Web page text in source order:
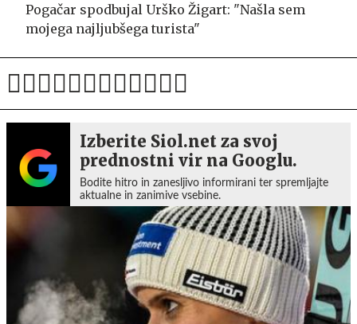
Pogačar spodbujal Urško Žigart: "Našla sem
mojega najljubšega turista"
Izberite Siol.net za svoj
prednostni vir na Googlu.
Bodite hitro in zanesljivo informirani ter spremljajte
aktualne in zanimive vsebine.